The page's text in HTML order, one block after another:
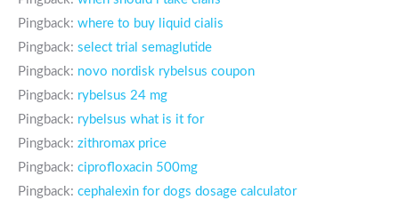
Pingback: where to buy liquid cialis
Pingback: select trial semaglutide
Pingback: novo nordisk rybelsus coupon
Pingback: rybelsus 24 mg
Pingback: rybelsus what is it for
Pingback: zithromax price
Pingback: ciprofloxacin 500mg
Pingback: cephalexin for dogs dosage calculator